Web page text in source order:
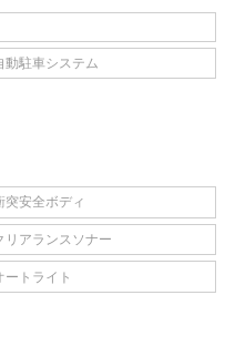
動駐車システム
突安全ボディ
リアランスソナー
ートライト